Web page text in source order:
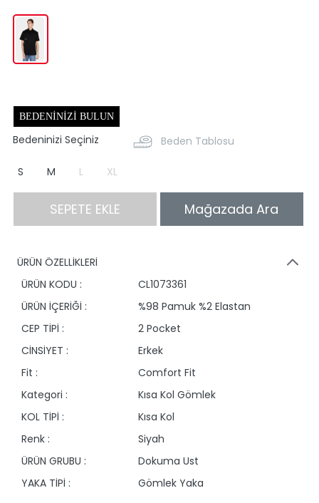
BEDENINIZI BULUN
Bedeninizi Seçiniz Beden Tablosu
S M L XL
SEPETE EKLE Mağazada Ara
ÜRÜN ÖZELLİKLERİ
ÜRÜN KODU :
CL1073361
ÜRÜN İÇERİĞİ :
%98 Pamuk %2 Elastan
CEP TİPİ :
2 Pocket
CİNSİYET :
Erkek
Fit :
Comfort Fit
Kategori :
Kısa Kol Gömlek
KOL TİPİ :
Kısa Kol
Renk :
Siyah
ÜRÜN GRUBU :
Dokuma Ust
YAKA TİPİ :
Gömlek Yaka